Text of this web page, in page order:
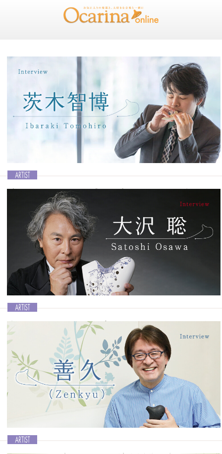
練習すればするほど成果が出る Ocarinaは楽しく
幸せな楽器
Ocarina vol.52│茨木智博
記事を読む＞＞
楽しいことを見つけて実現させていくOcarina奏
者20周年を迎えるトップランナー
Ocarina vol.50│大沢聡
現代のトッププレイヤーの一人であり、トリプルオカリナを世界的に
広め、韓国や台湾などではアイドル歌手並みの絶大な人気を誇ってい
るのが皆さんご存じの大沢聡さんです。2004年にOcarina奏者として
の活動をスタートした大沢さんは、今年20周年を迎えるということ
で、改めてインタビューを敢行しました。